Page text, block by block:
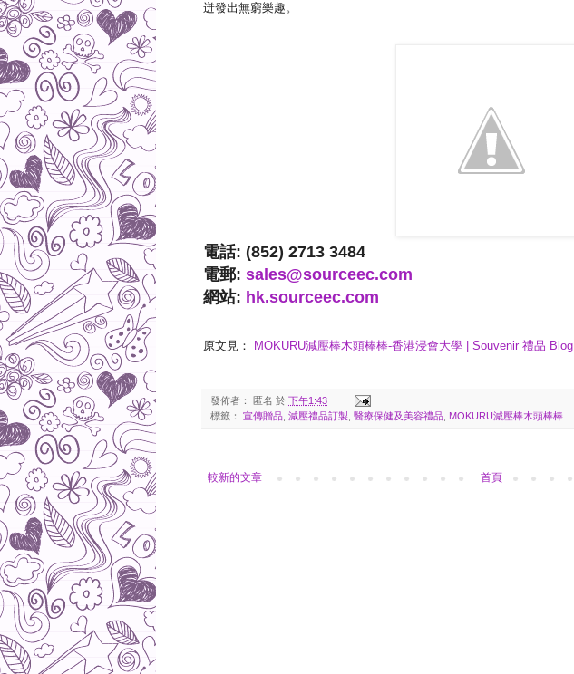
迸發出無窮樂趣。
電話: (852) 2713 3484
電郵: sales@sourceec.com
網站: hk.sourceec.com
原文見： MOKURU減壓棒木頭棒棒-香港浸會大學 | Souvenir 禮品 Blog
發佈者： 匿名 於 下午1:43
標籤： 宣傳贈品 減壓禮品訂製 醫療保健及美容禮品 MOKURU減壓棒木頭棒棒
較新的文章 首頁